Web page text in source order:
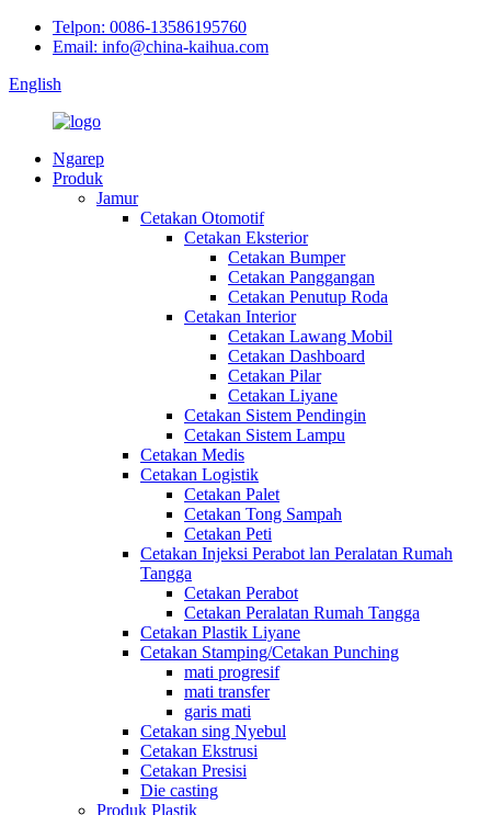
Telpon: 0086-13586195760
Email: info@china-kaihua.com
English
Ngarep
Produk
Jamur
Cetakan Otomotif
Cetakan Eksterior
Cetakan Bumper
Cetakan Panggangan
Cetakan Penutup Roda
Cetakan Interior
Cetakan Lawang Mobil
Cetakan Dashboard
Cetakan Pilar
Cetakan Liyane
Cetakan Sistem Pendingin
Cetakan Sistem Lampu
Cetakan Medis
Cetakan Logistik
Cetakan Palet
Cetakan Tong Sampah
Cetakan Peti
Cetakan Injeksi Perabot lan Peralatan Rumah
Tangga
Cetakan Perabot
Cetakan Peralatan Rumah Tangga
Cetakan Plastik Liyane
Cetakan Stamping/Cetakan Punching
mati progresif
mati transfer
garis mati
Cetakan sing Nyebul
Cetakan Ekstrusi
Cetakan Presisi
Die casting
Produk Plastik